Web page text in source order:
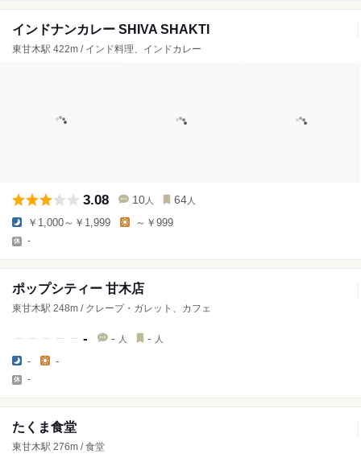
インドナンカレー SHIVA SHAKTI
東甘木駅 422m / インド料理、インドカレー
3.08 10 人 64 人
￥1,000～￥1,999 ～￥999
-
ポップシティー 甘木店
東甘木駅 248m / クレープ・ガレット、カフェ
- - 人 - 人
- -
-
たくま食堂
東甘木駅 276m / 食堂